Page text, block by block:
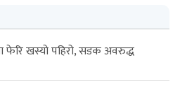
फेरि खस्यो पहिरो, सडक अवरुद्ध